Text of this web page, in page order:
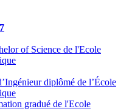
of Science de l'Ecole
diplômé de l’École
gradué de l'Ecole